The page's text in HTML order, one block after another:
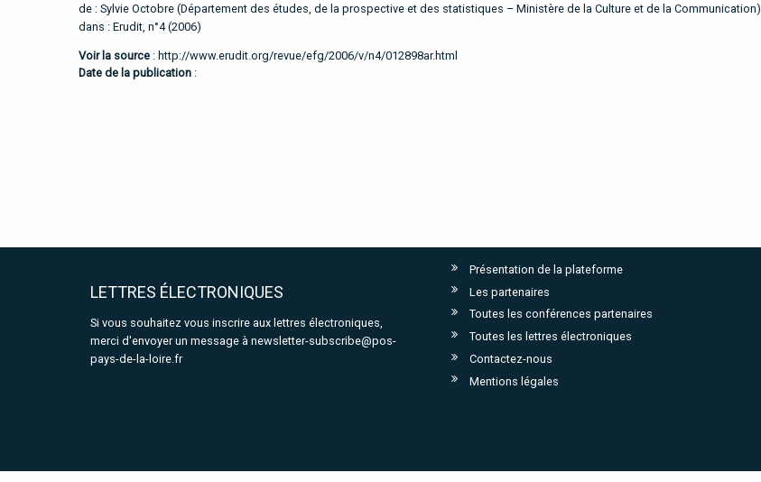
de : Sylvie Octobre (Département des études, de la prospective et des statistiques – Ministère de la Culture et de la Communication)
dans : Erudit, n°4 (2006)
Voir la source : http://www.erudit.org/revue/efg/2006/v/n4/012898ar.html
Date de la publication :
LETTRES ÉLECTRONIQUES
Si vous souhaitez vous inscrire aux lettres électroniques,
merci d'envoyer un message à newsletter-subscribe@pos-
pays-de-la-loire.fr
Présentation de la plateforme
Les partenaires
Toutes les conférences partenaires
Toutes les lettres électroniques
Contactez-nous
Mentions légales